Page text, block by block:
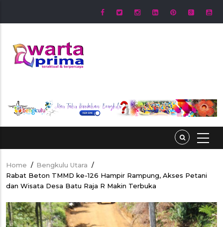
Breadcrumb
Home / Bengkulu Utara /
Rabat Beton TMMD ke-126 Hampir Rampung, Akses Petani
dan Wisata Desa Batu Raja R Makin Terbuka